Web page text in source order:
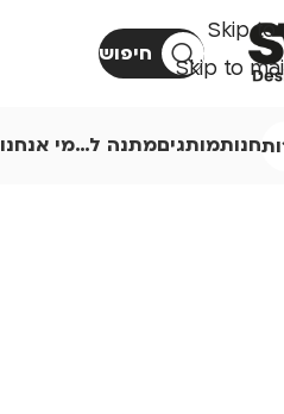
Skip to
Skip to
חיפוש
חנותמותגיםמתנה ל…מי אנחנו